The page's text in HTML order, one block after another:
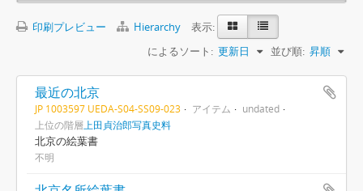
印刷プレビュー Hierarchy
表示:
によるソート: 更新日 並び順: 昇順
最近の北京
JP 1003597 UEDA-S04-SS09-023 アイテム
undated
上位の階層 上田貞治郎写真史料
北京の絵葉書
不明